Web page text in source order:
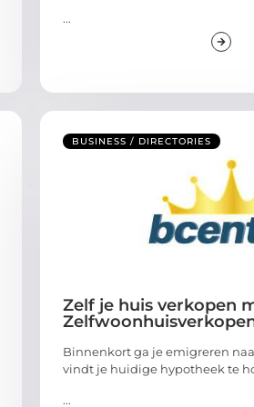
...
BUSINESS / DIRECTORIES
Zelf je huis verkopen
Binnenkort ga je emigreren
vindt je huidige hypotheek te
...